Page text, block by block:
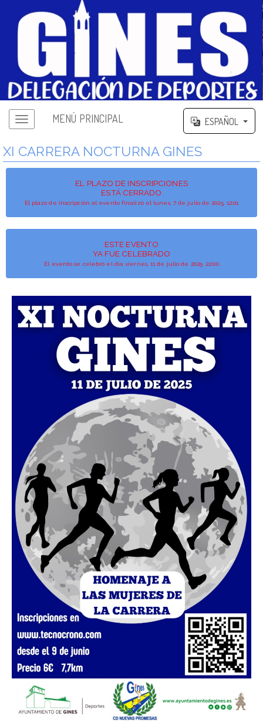
MENÚ PRINCIPAL ESPAÑOL
XI CARRERA NOCTURNA GINES
EL PLAZO DE INSCRIPCIONES
ESTÁ CERRADO
El plazo de inscripción al evento finalizó el lunes, 7 de julio de 2025, 12:01
ESTE EVENTO
YA FUE CELEBRADO
El evento se celebró el día viernes, 11 de julio de 2025, 22:00